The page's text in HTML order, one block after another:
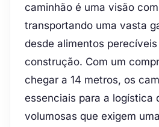
caminhão é uma visão
transportando uma vasta
desde alimentos
construção. Com um
chegar a 14 metros, os
essenciais para a logística
volumosas que exigem